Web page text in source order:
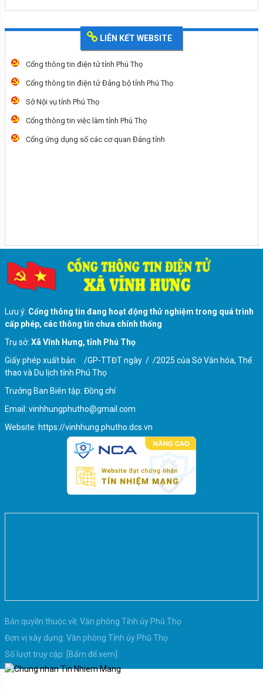
Quyền bầu cử của công dân
LIÊN KẾT WEBSITE
Cổng thông tin điện tử tỉnh Phú Thọ
Cổng thông tin điện tử Đảng bộ tỉnh Phú Thọ
Sở Nội vụ tỉnh Phú Thọ
Cổng thông tin việc làm tỉnh Phú Thọ
Cổng ứng dụng số các cơ quan Đảng tỉnh
Lưu ý: Cổng thông tin đang hoạt động thử nghiệm trong quá trình
cấp phép, các thông tin chưa chính thống
Trụ sở: Xã Vĩnh Hưng, tỉnh Phú Thọ
Giấy phép xuất bản: /GP-TTĐT ngày / /2025 của Sở Văn hóa, Thể
thao và Du lịch tỉnh Phú Thọ
Trưởng Ban Biên tập: Đồng chí
Email: vinhhungphutho@gmail.com
Website: https://vinhhung.phutho.dcs.vn
Bản quyền thuộc về: Văn phòng Tỉnh ủy Phũ Thọ
Đơn vị xây dựng: Văn phòng Tỉnh ủy Phũ Thọ
Số lượt truy cập:
[Bấm để xem]